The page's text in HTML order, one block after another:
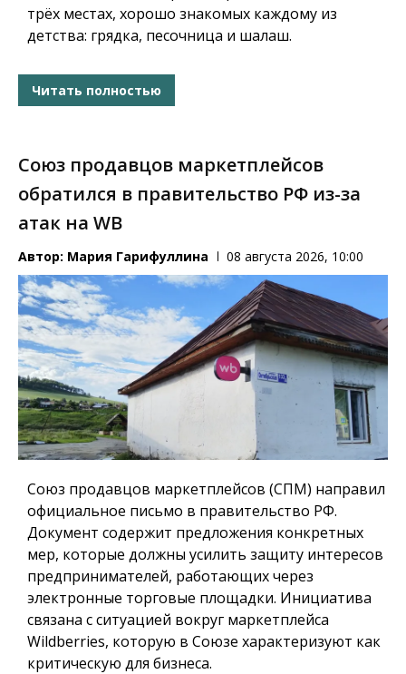
трёх местах, хорошо знакомых каждому из
детства: грядка, песочница и шалаш.
Читать полностью
Союз продавцов маркетплейсов
обратился в правительство РФ из-за
атак на WB
Автор: Мария Гарифуллина 08 августа 2026, 10:00
Союз продавцов маркетплейсов (СПМ) направил
официальное письмо в правительство РФ.
Документ содержит предложения конкретных
мер, которые должны усилить защиту интересов
предпринимателей, работающих через
электронные торговые площадки. Инициатива
связана с ситуацией вокруг маркетплейса
Wildberries, которую в Союзе характеризуют как
критическую для бизнеса.